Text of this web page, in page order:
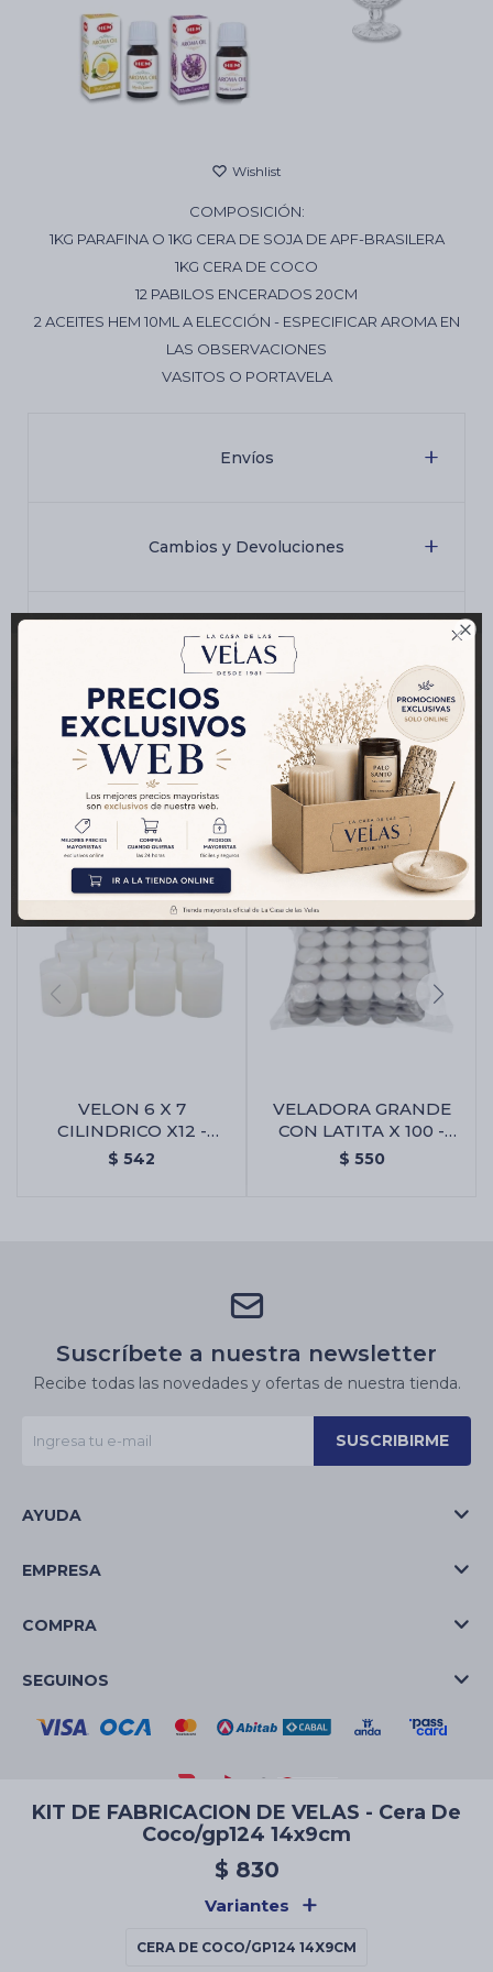

KIT DE FABRICACION DE VELAS - Cera De
Coco/gp124 14x9cm
$ 830
Variantes
CERA DE COCO/GP124 14X9CM
COMPOSICIÓN:
1KG PARAFINA O 1KG CERA DE SOJA DE APF-BRASILERA
1KG CERA DE COCO
12 PABILOS ENCERADOS 20CM
2 ACEITES HEM 10ML A ELECCIÓN - ESPECIFICAR AROMA EN
LAS OBSERVACIONES
VASITOS O PORTAVELA
Envíos
Cambios y Devoluciones
Medios de pago
Productos que te pueden interesar
VELON 6 X 7
CILINDRICO X12 -
Blanco
$ 542
VELADORA GRANDE
CON LATITA X 100 -
Veladora Grande Con
$ 550
Suscríbete a nuestra newsletter
Recibe todas las novedades y ofertas de nuestra tienda.
SUSCRIBIRME
AYUDA
EMPRESA
COMPRA
SEGUINOS
© Copyright 2026 / La Casa de las Velas
Cartas de Tarot
Aromatizantes de ambientes
Artículos Esotéricos